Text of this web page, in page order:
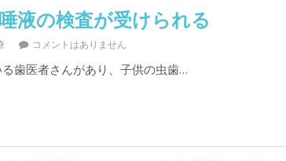
液の検査が受けられる
コメントはありません
歯医者さんがあり、子供の虫歯…